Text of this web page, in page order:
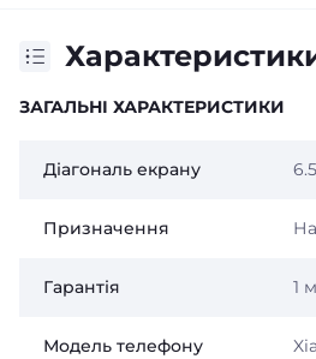
ЗАГАЛЬНІ ХАРАКТЕРИСТИКИ
Діагональ екрану
Призначення
Гарантія 1
Модель телефону